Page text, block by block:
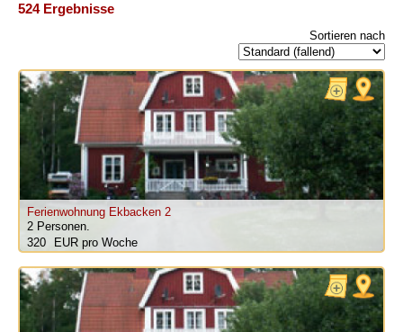
524 Ergebnisse
Sortieren nach
Ferienwohnung Ekbacken 2
2 Personen.
320
pro Woche